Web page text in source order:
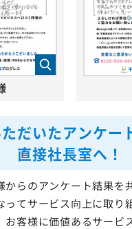
だいたアンケー
直接社長室へ！
からのアンケート結果を
ってサービス向上に取り
お客様に価値あるサービ